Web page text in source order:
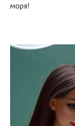
моря!